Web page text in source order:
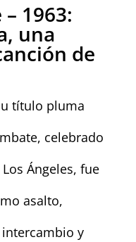
1963:
una
de
título pluma
celebrado
Ángeles, fue
asalto,
y